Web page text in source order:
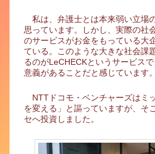
私は、弁護士とは本来弱い立場
思っています。しかし、実際の社
のサービスがお金をもっている大
ている。このような大きな社会課
るのがLeCHECKというサービス
意義があることだと感じています。
NTTドコモ・ベンチャーズはミ
を変える」と謳っていますが、そ
セへ投資しました。